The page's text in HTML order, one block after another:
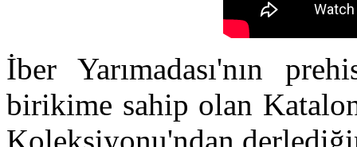
İber Yarımadası'nın
birikime sahip olan